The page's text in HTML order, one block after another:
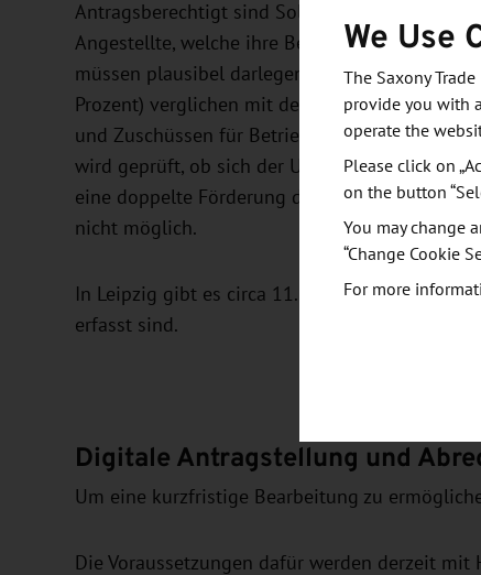
Antragsberechtigt sind Solo-Selbstständige im
Angestellte, welche ihre Betriebsstätte und
müssen plausibel darlegen, dass Sie einen
Prozent) verglichen mit dem
und Zuschüssen für Betriebsausgaben von
wird geprüft, ob sich der Umsatzeinbruch
eine doppelte Förderung durch "Leipzig hilft
nicht möglich.
In Leipzig gibt es circa 11.600 Unternehmen
erfasst sind.
Digitale Antragstellung und
Um eine kurzfristige Bearbeitung zu
Die Voraussetzungen dafür werden derzeit mit
We Use
The Saxony
provide you with
operate the
Please click on
on the button
You may change
“Change Cookie
For more